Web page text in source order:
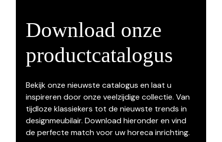
Download onze
productcatalogus
Bekijk onze nieuwste catalogus en laat u
inspireren door onze veelzijdige collectie. Van
tijdloze klassiekers tot de nieuwste trends in
designmeubilair. Download hieronder en vind
de perfecte match voor uw horeca inrichting.